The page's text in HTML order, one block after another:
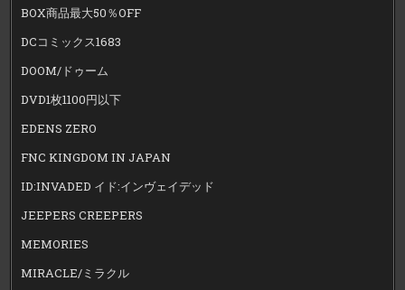
BOX商品最大50％OFF
DCコミックス1683
DOOM/ドゥーム
DVD1枚1100円以下
EDENS ZERO
FNC KINGDOM IN JAPAN
ID:INVADED イド:インヴェイデッド
JEEPERS CREEPERS
MEMORIES
MIRACLE/ミラクル